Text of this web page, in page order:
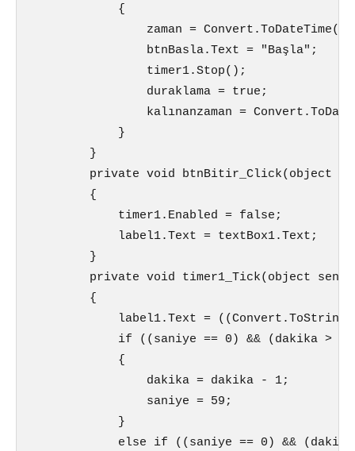
            {
zaman =
                btnBasla.Text = "Başla";
                timer1.Stop();
                duraklama = true;
kalınanzaman =
            }
        }
private void btnBitir_Click(object
        {
            timer1.Enabled = false;
            label1.Text = textBox1.Text;
        }
private void timer1_Tick(object
        {
label1.Text =
if ((saniye == 0) && (dakika >
            {
                dakika = dakika - 1;
                saniye = 59;
            }
else if ((saniye == 0) &&